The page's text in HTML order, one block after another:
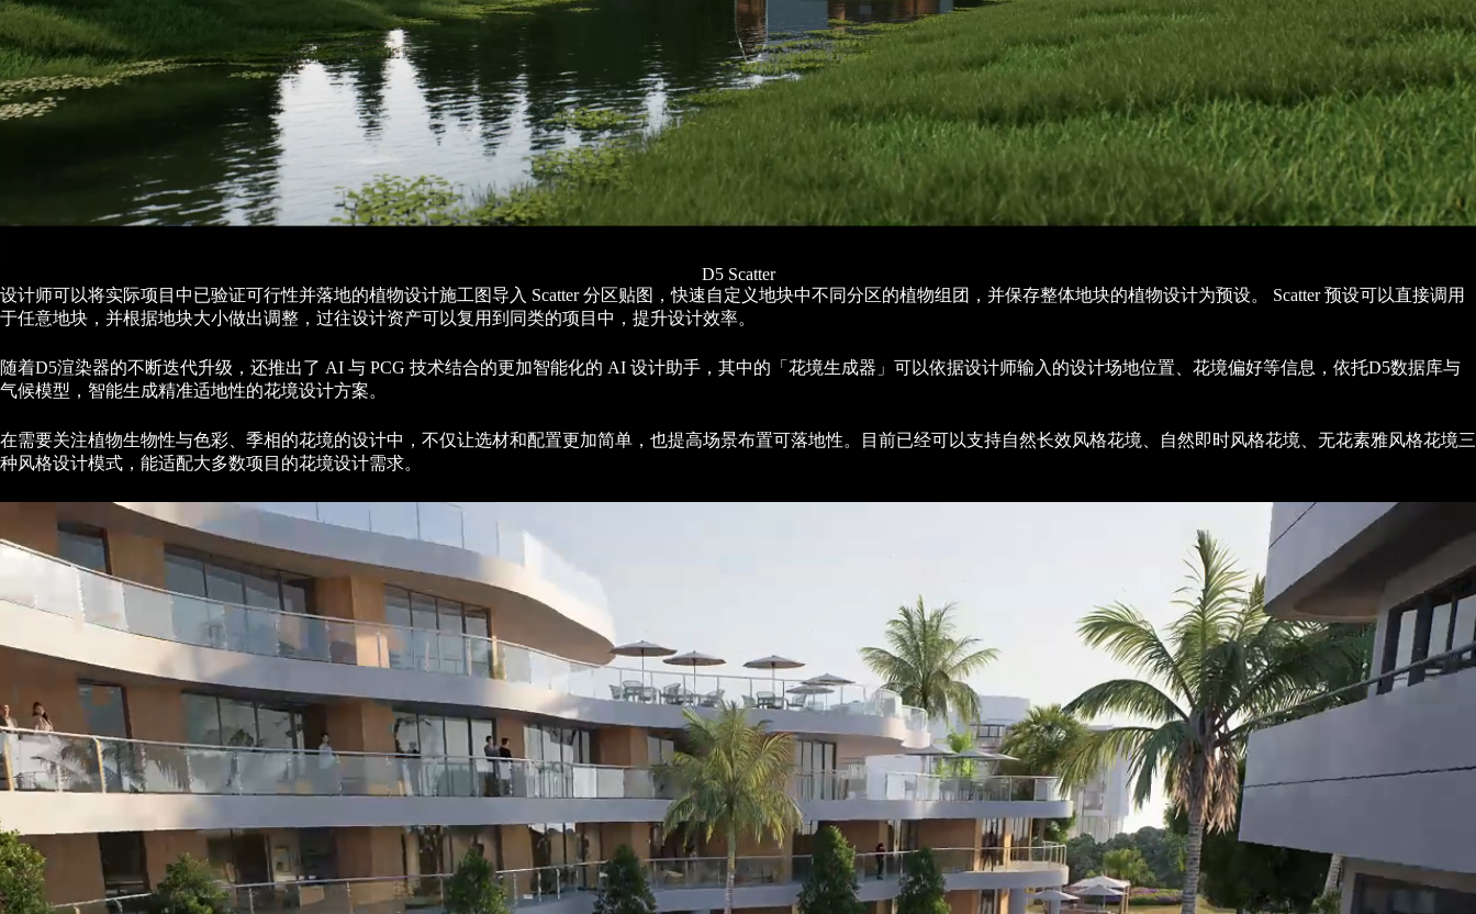
D5 Scatter
设计师可以将实际项目中已验证可行性并落地的植物设计施工图导入 Scatter 分区贴图，快速自定义地块中不同分区的植物组团，并保存整体地块的植物设计为预设。 Scatter 预设可以直接调用
于任意地块，并根据地块大小做出调整，过往设计资产可以复用到同类的项目中，提升设计效率。
随着D5渲染器的不断迭代升级，还推出了 AI 与 PCG 技术结合的更加智能化的 AI 设计助手，其中的「花境生成器」可以依据设计师输入的设计场地位置、花境偏好等信息，依托D5数据库与
气候模型，智能生成精准适地性的花境设计方案。
在需要关注植物生物性与色彩、季相的花境的设计中，不仅让选材和配置更加简单，也提高场景布置可落地性。目前已经可以支持自然长效风格花境、自然即时风格花境、无花素雅风格花境三
种风格设计模式，能适配大多数项目的花境设计需求。